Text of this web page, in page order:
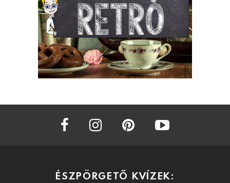
facebook instagram
ÉSZPÖRGETŐ KVÍZEK: